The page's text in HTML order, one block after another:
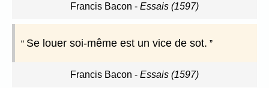
Francis Bacon - Essais (1597)
Se louer soi-même est un vice de sot.
Francis Bacon - Essais (1597)